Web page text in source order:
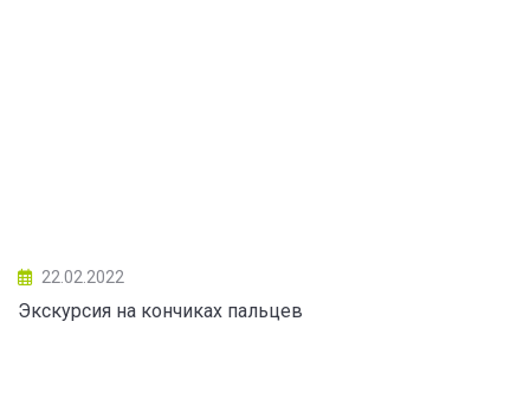
22.02.2022
Экскурсия на кончиках пальцев